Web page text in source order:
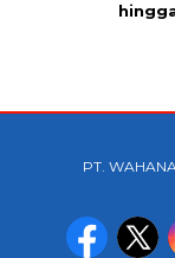
PT.